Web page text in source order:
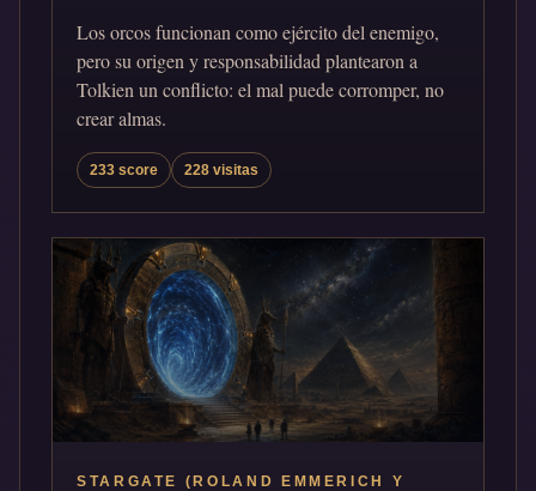
Los orcos funcionan como ejército del enemigo,
pero su origen y responsabilidad plantearon a
Tolkien un conflicto: el mal puede corromper, no
crear almas.
233 score 228 visitas
STARGATE (ROLAND EMMERICH Y